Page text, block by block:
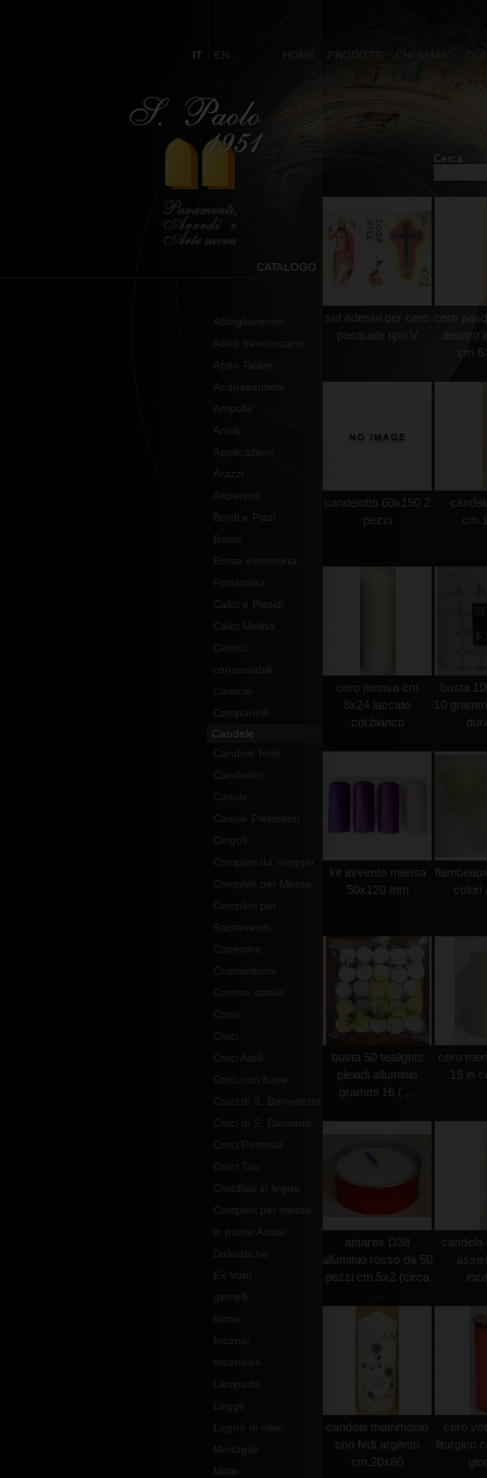
IT EN HOME PRODOTTI CHI SIAMO
Cerca:
CATALOGO
Abbigliamento
Abito francescano
Abito Talare
Acquasantiere
Ampolle
Anelli
Applicazioni
Arazzi
Aspersori
Bordi e Pizzi
Borse
Borse elemosina-
Portacalici
Calici e Pissidi
Calici Molina
Campanelli
Candele
Candele finte
Candelieri
Casule
Casule Pietrobon
Cingoli
Completi da Viaggio
Completi per Messa
Completi per
Sacramenti
Copertine
Copriamboni
Corone statue
Cotte
Croci
Croci Astili
Croci con base
Croci di S. Benedetto
Croci di S. Damiano
Croci Pettorali
Croci Tau
Crocifissi in legno
Completi per messa
in punto Assisi
Dalmatiche
Ex Voto
gemelli
Leggii
Legno di olivo
Medaglie
Mitrie
set adesivi per cero
pasquale tipo V
cero
decoro
cm
candelotto 60x150 2
pezzi
cero mensa cm
8x24 laccato
col.bianco
busta
10
kit avvento mensa
50x120 mm
colori
busta 50 tealights
pleiadi alluminio
grammi 16 ( ...
cero
15 in
antares D38
alluminio rosso da 50
pezzi cm.5x2 (circa
candela
candela matrimonio
con fedi argento
cm.20x80
cero
liturgico